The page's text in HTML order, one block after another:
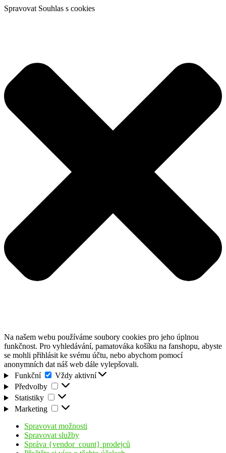
Spravovat Souhlas s cookies
Na našem webu používáme soubory cookies pro jeho úplnou
funkčnost. Pro vyhledávání, pamatováka košíku na fanshopu, abyste
se mohli přihlásit ke svému účtu, nebo abychom pomocí
anonymních dat náš web dále vylepšovali.
Funkční
Funkční
Vždy aktivní
Předvolby
Předvolby
Statistiky
Statistiky
Marketing
Marketing
Spravovat možnosti
Spravovat služby
Správa {vendor_count} prodejců